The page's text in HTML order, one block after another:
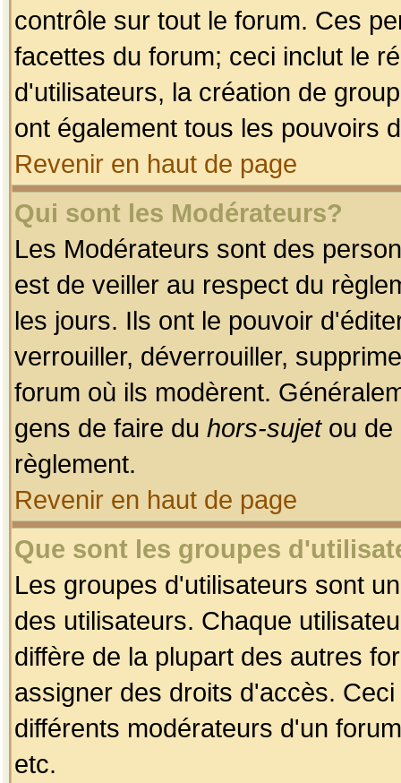
contrôle sur tout le forum. Ces
facettes du forum; ceci inclut le
d'utilisateurs, la création de
ont également tous les pouvoirs
Revenir en haut de page
Qui sont les Modérateurs?
Les Modérateurs sont des
est de veiller au respect du
les jours. Ils ont le pouvoir
verrouiller, déverrouiller,
forum où ils modèrent.
gens de faire du hors-sujetou de
règlement.
Revenir en haut de page
Que sont les groupes
Les groupes d'utilisateurs sont
des utilisateurs. Chaque
diffère de la plupart des autres
assigner des droits d'accès.
différents modérateurs d'un
etc.